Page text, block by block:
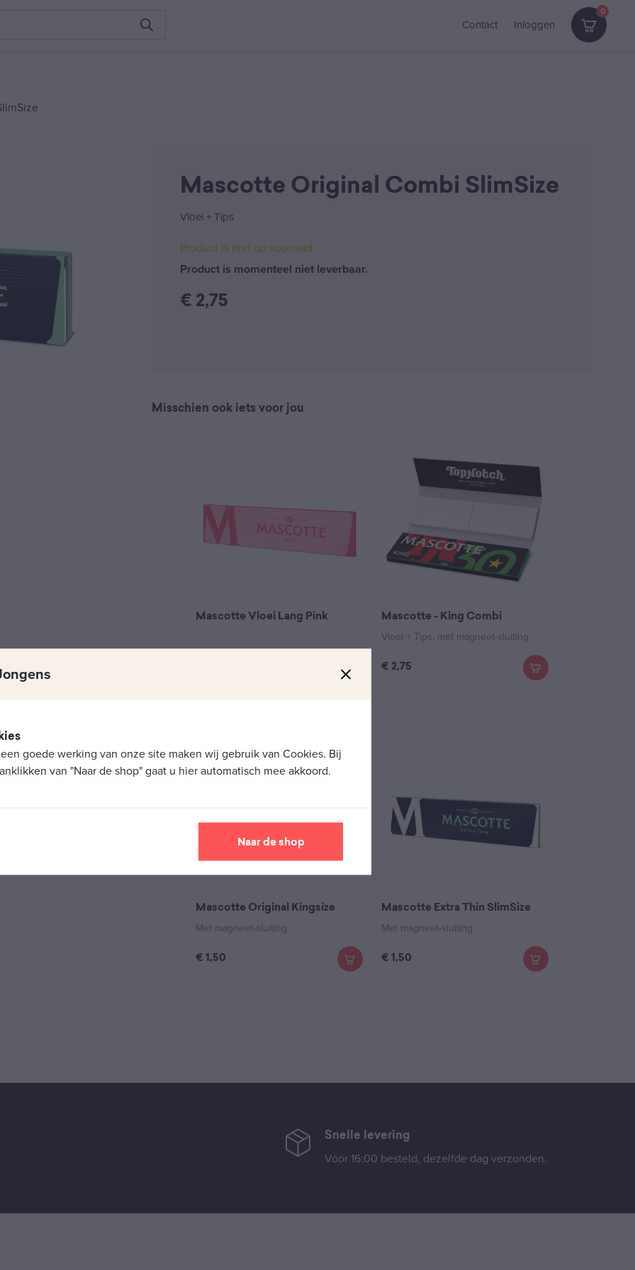
Contact Inloggen
0
Mascotte Original Combi SlimSize
Vloei + Tips
Product is niet op voorraad
Product is momenteel niet leverbaar.
€ 2,75
Misschien ook iets voor jou
Mascotte Vloei Lang Pink Mascotte - King Combi
Vloei + Tips, met magneet-sluiting.
€ 2,75
Mascotte Original Kingsize
Met magneet-sluiting.
€ 1,50
Mascotte Extra Thin SlimSize
Met magneet-sluiting
€ 1,50
Snelle levering
Vóór 16:00 besteld, dezelfde dag verzonden.
goede werking van onze site maken wij gebruik van Cookies. Bij
van "Naar de shop" gaat u hier automatisch mee akkoord.
Naar de shop